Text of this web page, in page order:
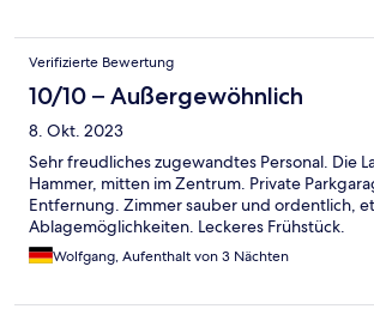
Verifizierte Bewertung
10/10 – Außergewöhnlich
8. Okt. 2023
Sehr freudliches zugewandtes Personal. Die
Hammer, mitten im Zentrum. Private
Entfernung. Zimmer sauber und ordentlich,
Ablagemöglichkeiten. Leckeres Frühstück.
Wolfgang, Aufenthalt von 3 Nächten